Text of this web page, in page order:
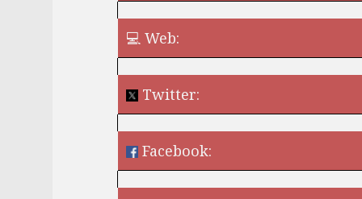
💻 Web:
Twitter:
Facebook:
¿Quieres